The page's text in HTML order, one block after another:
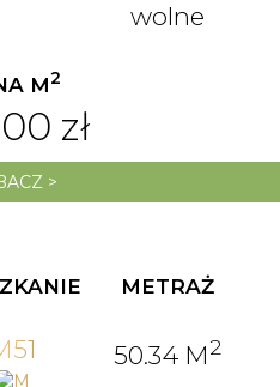
wolne
M2
zł
>
METRAŻ
50.34 M2